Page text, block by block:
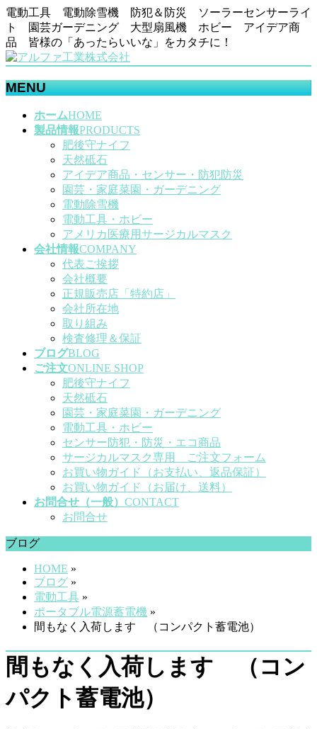
電動工具 電動除雪機 防犯＆防災 ソーラーセンサーライ
ト 園芸ガーデニング 大型扇風機 ホビー アイデア商
品 皆様の「あったらいいな」をカタチに！
MENU
ホームHOME
製品情報PRODUCTS
肥後守ナイフ
天然砥石
アイデア商品・センサー・防犯防災
園芸・家庭菜園・ガーデニング
電動除雪機
電動工具・ホビー
アメリカ医療用サージカルマスク
会社情報COMPANY
代表ご挨拶
会社概要
正規販売店「特約店」
会社所在地
取り組み
検査修理＆保証
ブログBLOG
ご注文ONLINE SHOP
肥後守ナイフ
天然砥石
園芸・家庭菜園・ガーデニング
電動工具・ホビー
センサー防犯・防災・エコ商品
サージカルマスク専用 ご注文フォーム
お買い物ガイド（お支払い、返品保証）
お買い物ガイド（お届け、送料）
お問合せ（一般） CONTACT
お問合せ
ブログ
HOME »
ブログ »
電動工具 »
ポータブル電源蓄電機 »
間もなく入荷します （コンパクト蓄電池）
間もなく入荷します （コン
パクト蓄電池）